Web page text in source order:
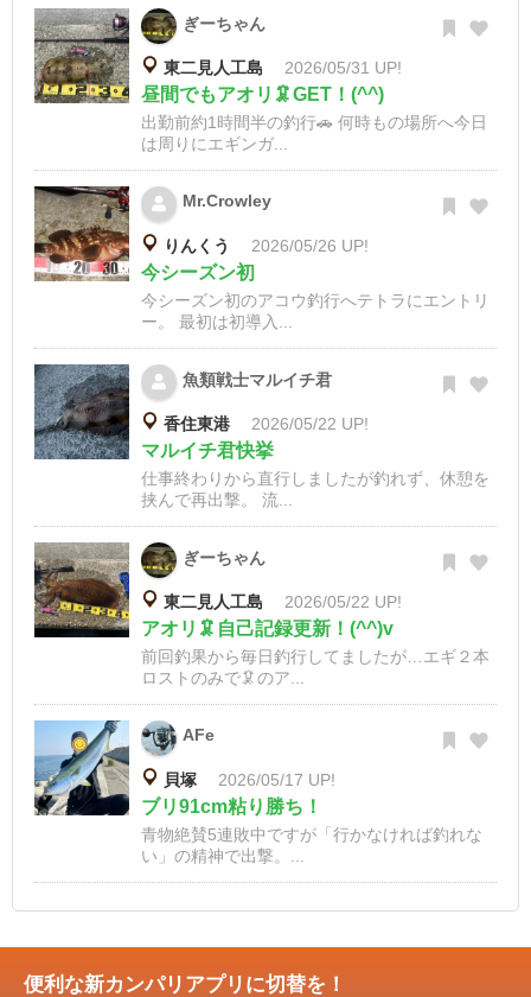
ぎーちゃん
東二見人工島 2026/05/31 UP!
昼間でもアオリ🦑GET！(^^)
出勤前約1時間半の釣行🚗 何時もの場所へ今日
は周りにエギンガ...
Mr.Crowley
りんくう 2026/05/26 UP!
今シーズン初
今シーズン初のアコウ釣行へテトラにエントリ
ー。 最初は初導入...
魚類戦士マルイチ君
香住東港 2026/05/22 UP!
マルイチ君快挙
仕事終わりから直行しましたが釣れず、休憩を
挟んで再出撃。 流...
ぎーちゃん
東二見人工島 2026/05/22 UP!
アオリ🦑自己記録更新！(^^)v
前回釣果から毎日釣行してましたが…エギ２本
ロストのみで🦑のア...
AFe
貝塚 2026/05/17 UP!
ブリ91cm粘り勝ち！
青物絶賛5連敗中ですが「行かなければ釣れな
い」の精神で出撃。...
便利な新カンパリアプリに切替を！